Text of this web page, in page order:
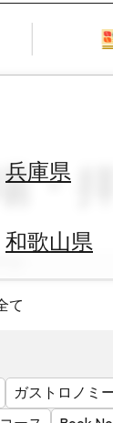
兵庫県
和歌山県
・
て
ガストロノミ